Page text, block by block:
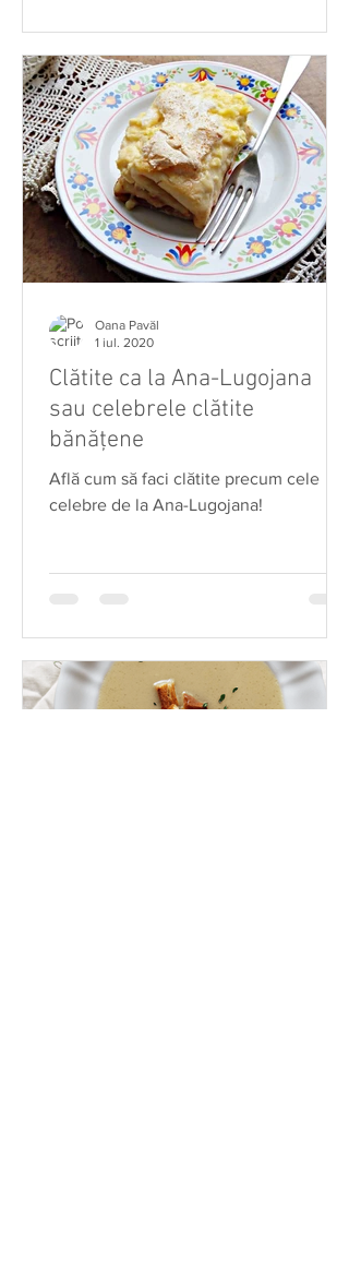
Clătite ca la Ana-Lugojana
sau celebrele clătite
bănățene
Află cum să faci clătite precum cele
celebre de la Ana-Lugojana!
Oana Pavăl
1 iul. 2020